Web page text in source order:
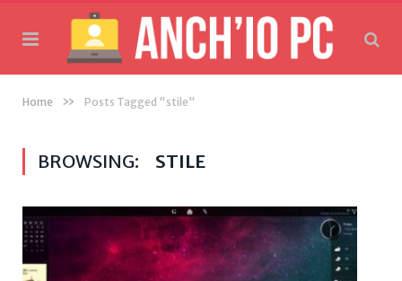
Home » Posts Tagged "stile"
BROWSING: STILE